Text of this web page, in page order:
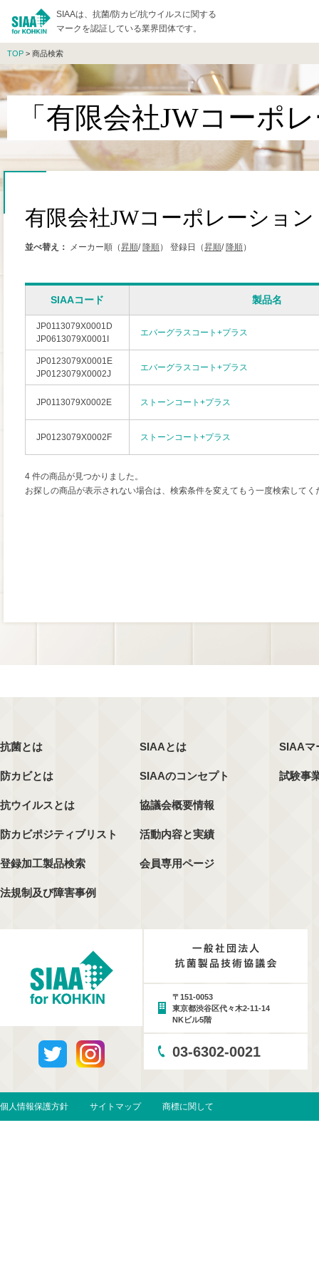
SIAAは、抗菌/防カビ/抗ウイルスに関する
マークを認証している業界団体です。
TOP > 商品検索
「有限会社JWコーポ
有限会社JWコーポレーション
並べ替え： メーカー順（昇順/ 降順） 登録日（昇順/ 降順）
SIAAコード 製品名
JP0113079X0001D
JP0613079X0001I
エバーグラスコート+プラス
JP0123079X0001E
JP0123079X0002J
エバーグラスコート+プラス
JP0113079X0002E ストーンコート+プラス
JP0123079X0002F ストーンコート+プラス
4 件の商品が見つかりました。
お探しの商品が表示されない場合は、検索条件を変えてもう一度検索してく
抗菌とは
防カビとは
抗ウイルスとは
防カビポジティブリスト
登録加工製品検索
法規制及び障害事例
SIAAとは
SIAAのコンセプト
協議会概要情報
活動内容と実績
会員専用ページ
SIAAマ
試験事
〒151-0053
東京都渋谷区代々木2-11-14
NKビル5階
03-6302-0021
個人情報保護方針 サイトマップ 商標に関して